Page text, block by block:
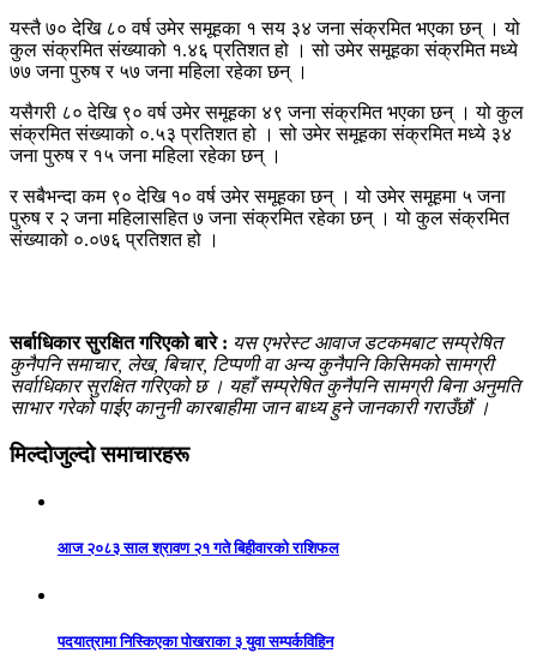
यस्तै ७० देखि ८० वर्ष उमेर समूहका १ सय ३४ जना संक्रमित भएका छन् । यो
कुल संक्रमित संख्याको १.४६ प्रतिशत हो । सो उमेर समूहका संक्रमित मध्ये
७७ जना पुरुष र ५७ जना महिला रहेका छन् ।
यसैगरी ८० देखि ९० वर्ष उमेर समूहका ४९ जना संक्रमित भएका छन् । यो कुल
संक्रमित संख्याको ०.५३ प्रतिशत हो । सो उमेर समूहका संक्रमित मध्ये ३४
जना पुरुष र १५ जना महिला रहेका छन् ।
र सबैभन्दा कम ९० देखि १० वर्ष उमेर समूहका छन् । यो उमेर समूहमा ५ जना
पुरुष र २ जना महिलासहित ७ जना संक्रमित रहेका छन् । यो कुल संक्रमित
संख्याको ०.०७६ प्रतिशत हो ।
सर्बाधिकार सुरक्षित गरिएको बारे : यस एभरेस्ट आवाज डटकमबाट सम्प्रेषित
कुनैपनि समाचार, लेख, बिचार, टिप्पणी वा अन्य कुनैपनि किसिमको सामग्री
सर्वाधिकार सुरक्षित गरिएको छ । यहाँ सम्प्रेषित कुनैपनि सामग्री बिना अनुमति
साभार गरेको पाईए कानुनी कारबाहीमा जान बाध्य हुने जानकारी गराउँछौं ।
मिल्दोजुल्दो समाचारहरू
आज २०८३ साल श्रावण २१ गते बिहीवारको राशिफल
पदयात्रामा निस्किएका पोखराका ३ युवा सम्पर्कविहिन